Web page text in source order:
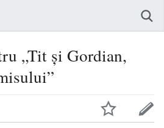
„Tit și Gordian,